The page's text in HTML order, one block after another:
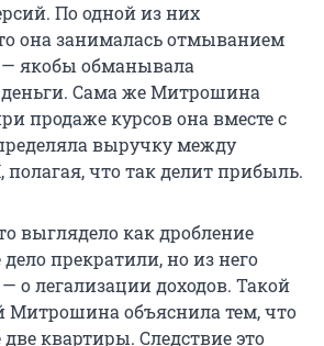
По одной из них
она занималась отмыванием
— якобы обманывала
Сама же Митрошина
продаже курсов она вместе с
выручку между
что так делит прибыль.
выглядело как дробление
дело прекратили, но из него
о легализации доходов. Такой
Митрошина объяснила тем, что
квартиры. Следствие это